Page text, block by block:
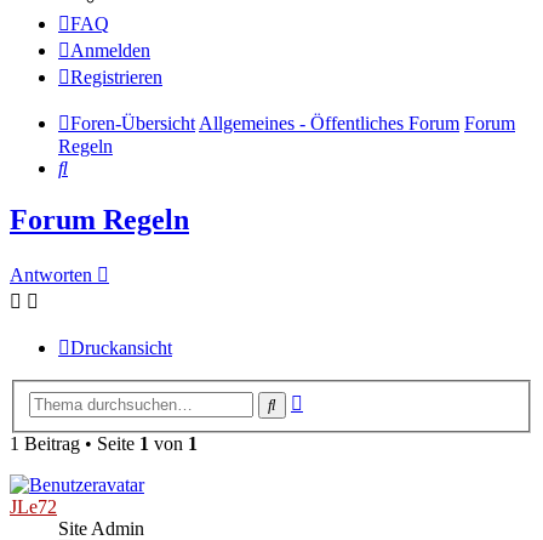
FAQ
Anmelden
Registrieren
Foren-ÜbersichtAllgemeines - Öffentliches Forum Forum
Regeln
Suche
Forum Regeln
Antworten
Druckansicht
Suche
1 Beitrag • Seite 1 von 1
JLe72
Site Admin